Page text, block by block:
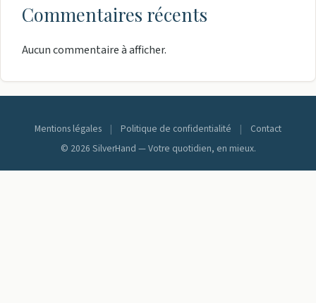
Commentaires récents
Aucun commentaire à afficher.
Mentions légales | Politique de confidentialité |
Contact
© 2026 SilverHand — Votre quotidien, en mieux.